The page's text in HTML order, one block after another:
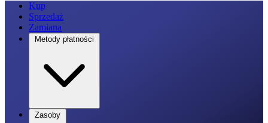
Kup
Sprzedaż
Zamiana
Metody płatności
Zasoby